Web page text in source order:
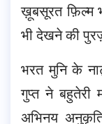
ख़ूबसूरत फ़िल्म
भी देखने की
भरत मुनि के
गुप्त ने बहुतेरी
अभिनय